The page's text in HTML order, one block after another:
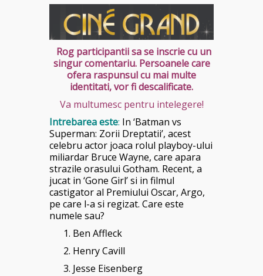
Rog participantii sa se inscrie cu un
singur comentariu. Persoanele care
ofera raspunsul cu mai multe
identitati, vor fi descalificate.
Va multumesc pentru intelegere!
Intrebarea este: In ‘Batman vs
Superman: Zorii Dreptatii’, acest
celebru actor joaca rolul playboy-ului
miliardar Bruce Wayne, care apara
strazile orasului Gotham. Recent, a
jucat in ‘Gone Girl’ si in filmul
castigator al Premiului Oscar, Argo,
pe care l-a si regizat. Care este
numele sau?
Ben Affleck
Henry Cavill
Jesse Eisenberg